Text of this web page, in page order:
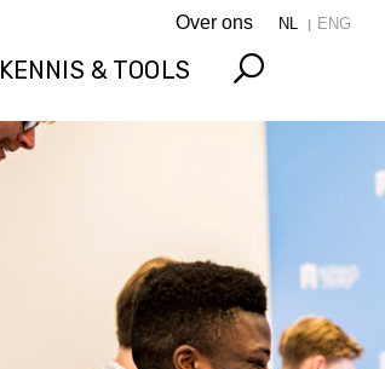
Over ons NL ENG
KENNIS & TOOLS